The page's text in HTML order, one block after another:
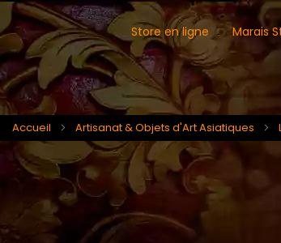
Store en ligne Marais
Accueil Artisanat & Objets d'Art Asiatiques